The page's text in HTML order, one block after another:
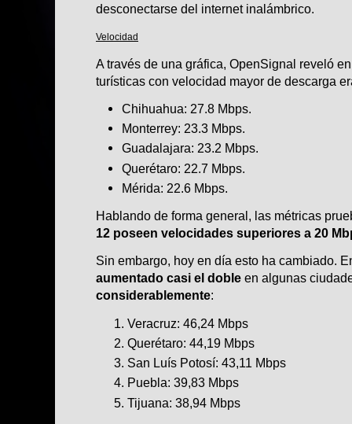
desconectarse del internet inalámbrico.
Velocidad
A través de una gráfica, OpenSignal reveló
turísticas con velocidad mayor de descarga
Chihuahua: 27.8 Mbps.
Monterrey: 23.3 Mbps.
Guadalajara: 23.2 Mbps.
Querétaro: 22.7 Mbps.
Mérida: 22.6 Mbps.
Hablando de forma general, las métricas
12 poseen velocidades superiores a 20
Sin embargo, hoy en día esto ha cambiado.
aumentado casi el doble en algunas
considerablemente:
Veracruz: 46,24 Mbps
Querétaro: 44,19 Mbps
San Luís Potosí: 43,11 Mbps
Puebla: 39,83 Mbps
Tijuana: 38,94 Mbps